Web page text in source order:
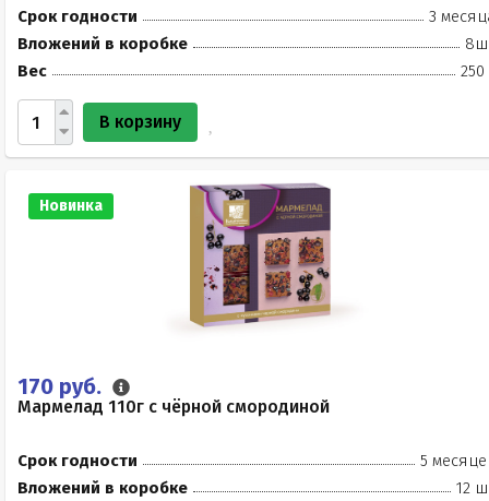
Срок годности
3
Вложений в коробке
Вес
250
В корзину
Новинка
170 руб.
Мармелад 110г с чёрной смородиной
Срок годности
5
Вложений в коробке
12